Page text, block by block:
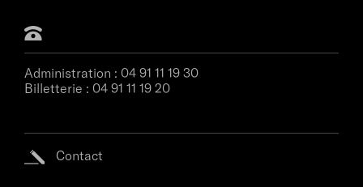
Administration : 04 91 11 19 30
Billetterie : 04 91 11 19 20
Contact